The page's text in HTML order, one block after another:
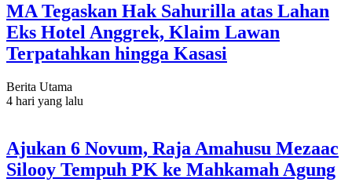
MA Tegaskan Hak Sahurilla atas Lahan
Eks Hotel Anggrek, Klaim Lawan
Terpatahkan hingga Kasasi
Berita Utama
4 hari yang lalu
Ajukan 6 Novum, Raja Amahusu Mezaac
Silooy Tempuh PK ke Mahkamah Agung